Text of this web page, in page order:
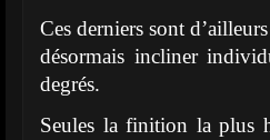
Ces derniers sont
désormais incliner
degrés.
Seules la finition la plus